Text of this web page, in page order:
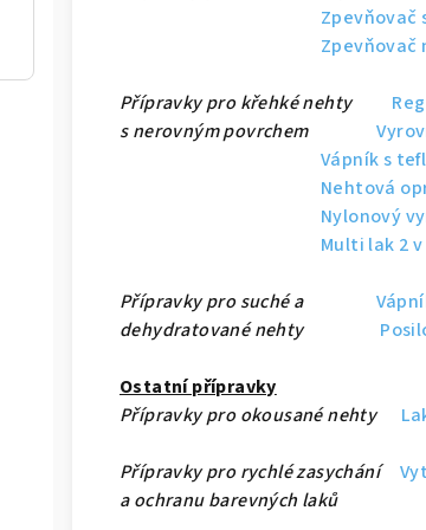
Zpevňovač
Zpevňovač
Přípravky pro křehké nehty
s nerovným povrchem
Vápník s
Nehtová
Nylonový
Multi lak 2 v
Přípravky pro suché a
dehydratované nehty
Ostatní přípravky
Přípravky pro okousané nehty
Přípravky pro rychlé zasychání
a ochranu barevných laků